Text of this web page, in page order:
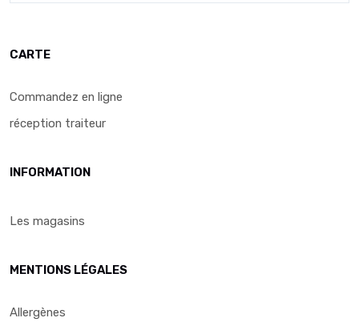
CARTE
Commandez en ligne
réception traiteur
INFORMATION
Les magasins
MENTIONS LÉGALES
Allergènes